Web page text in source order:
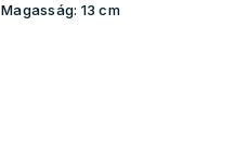
Magasság: 13 cm